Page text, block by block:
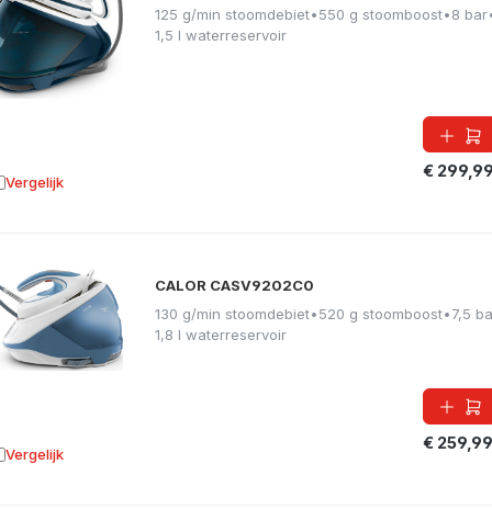
125 g/min stoomdebiet•550 g stoomboost•8 bar
1,5 l waterreservoir
€
Vergelijk aan vergelijking
CALOR CASV9202C0
130 g/min stoomdebiet•520 g stoomboost•7,5
1,8 l waterreservoir
€ 259,99
Vergelijk aan vergelijking